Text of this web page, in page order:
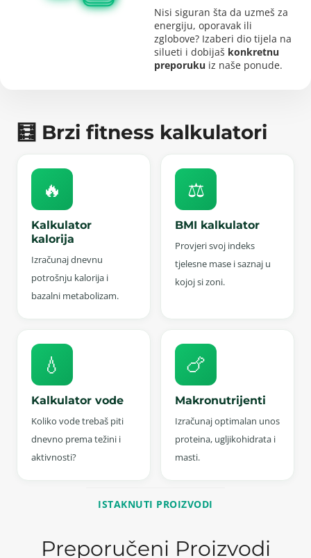
Nisi siguran šta da uzmeš za
energiju, oporavak ili
zglobove? Izaberi dio tijela na
silueti i dobijaš konkretnu
preporuku iz naše ponude.
🧮 Brzi fitness kalkulatori
🔥
Kalkulator
kalorija
Izračunaj dnevnu
potrošnju kalorija i
bazalni metabolizam.
⚖️
BMI kalkulator
Provjeri svoj indeks
tjelesne mase i saznaj u
kojoj si zoni.
💧
Kalkulator vode
Koliko vode trebaš piti
dnevno prema težini i
aktivnosti?
🍗
Makronutrijenti
Izračunaj optimalan unos
proteina, ugljikohidrata i
masti.
ISTAKNUTI PROIZVODI
Preporučeni Proizvodi